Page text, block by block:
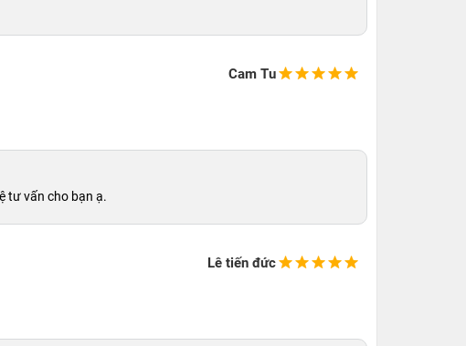
Cam Tu
tư vấn cho bạn ạ.
Lê tiến đức